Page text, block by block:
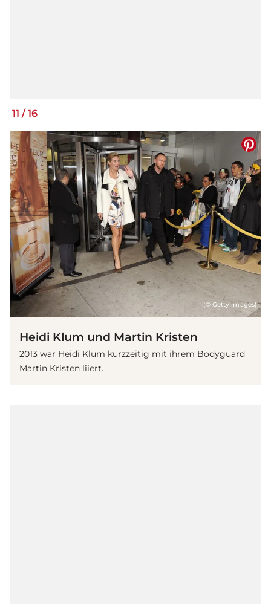
11 /16
(© Getty Images)
Heidi Klum und Martin Kristen
2013 war Heidi Klum kurzzeitig mit ihrem Bodyguard
Martin Kristen liiert.